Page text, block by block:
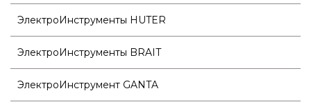
ЭлектроИнструменты HUTER
ЭлектроИнструменты BRAIT
ЭлектроИнструмент GANTA